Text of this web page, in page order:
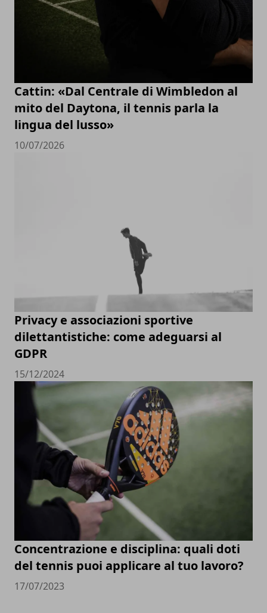
Cattin: «Dal Centrale di Wimbledon al
mito del Daytona, il tennis parla la
lingua del lusso»
10/07/2026
Privacy e associazioni sportive
dilettantistiche: come adeguarsi al
GDPR
15/12/2024
Concentrazione e disciplina: quali doti
del tennis puoi applicare al tuo lavoro?
17/07/2023